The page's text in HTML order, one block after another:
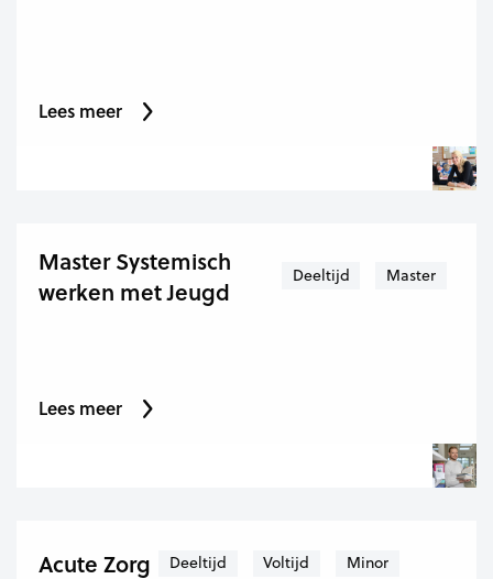
Lees meer
Master Systemisch
werken met Jeugd
Deeltijd Master
Lees meer
Acute Zorg Deeltijd Voltijd Minor